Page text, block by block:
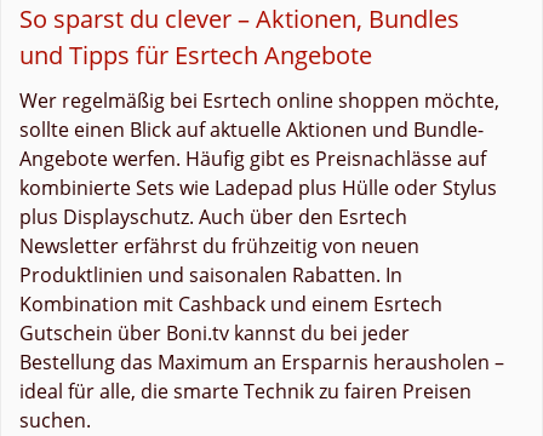
So sparst du clever – Aktionen, Bundles
und Tipps für Esrtech Angebote
Wer regelmäßig bei Esrtech online shoppen möchte,
sollte einen Blick auf aktuelle Aktionen und Bundle-
Angebote werfen. Häufig gibt es Preisnachlässe auf
kombinierte Sets wie Ladepad plus Hülle oder Stylus
plus Displayschutz. Auch über den Esrtech
Newsletter erfährst du frühzeitig von neuen
Produktlinien und saisonalen Rabatten. In
Kombination mit Cashback und einem Esrtech
Gutschein über Boni.tv kannst du bei jeder
Bestellung das Maximum an Ersparnis herausholen –
ideal für alle, die smarte Technik zu fairen Preisen
suchen.